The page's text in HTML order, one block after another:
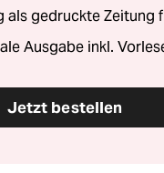
als gedruckte Zeitung
Ausgabe inkl.
Jetzt bestellen